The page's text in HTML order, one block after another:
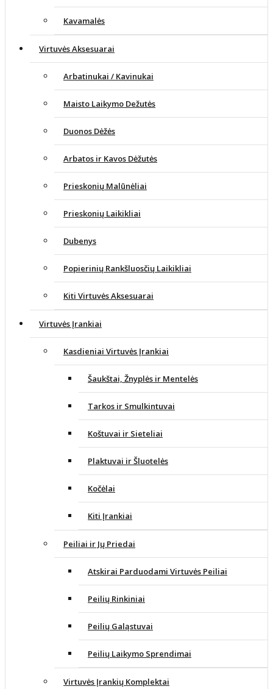
Kavamalės
Virtuvės Aksesuarai
Arbatinukai / Kavinukai
Maisto Laikymo Dežutės
Duonos Dėžės
Arbatos ir Kavos Dėžutės
Prieskonių Malūnėliai
Prieskonių Laikikliai
Dubenys
Popierinių Rankšluosčių Laikikliai
Kiti Virtuvės Aksesuarai
Virtuvės Įrankiai
Kasdieniai Virtuvės Įrankiai
Šaukštai, Žnyplės ir Mentelės
Tarkos ir Smulkintuvai
Koštuvai ir Sieteliai
Plaktuvai ir Šluotelės
Kočėlai
Kiti Įrankiai
Peiliai ir Jų Priedai
Atskirai Parduodami Virtuvės Peiliai
Peilių Rinkiniai
Peilių Galąstuvai
Peilių Laikymo Sprendimai
Virtuvės Įrankių Komplektai